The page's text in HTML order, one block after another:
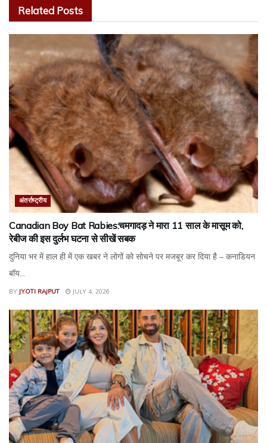
Related Posts
अंतर्राष्ट्रीय
Canadian Boy Bat Rabies:चमगादड़ ने मारा 11 साल के मासूम को,
रेबीज की इस दुर्लभ घटना से सीखें सबक
दुनिया भर में हाल ही में एक खबर ने लोगों को सोचने पर मजबूर कर दिया है – कनाडियन
बॉय...
BY JYOTI RAJPUT JULY 4, 2026